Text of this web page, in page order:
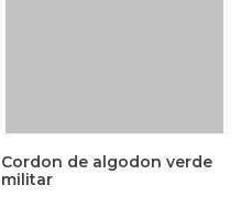
Cordon de algodon verde
militar